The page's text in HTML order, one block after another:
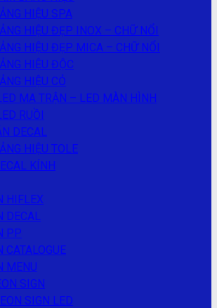
HIỆU SPA
HIỆU ĐẸP INOX – CHỮ NỔI
HIỆU ĐẸP MICA – CHỮ NỔI
HIỆU ĐỘC
HIỆU CỎ
MA TRẬN – LED MÀN HÌNH
RUỒI
DECAL
HIỆU TOLE
KÍNH
HIFLEX
DECAL
PP
CATALOGUE
MENU
SIGN
SIGN LED